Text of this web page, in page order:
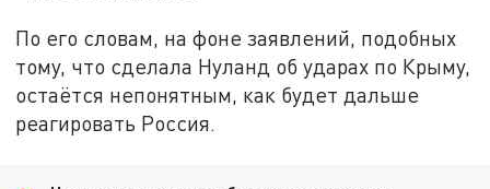
По его словам, на фоне заявлений, подобных
тому, что сделала Нуланд об ударах по Крыму,
остаётся непонятным, как будет дальше
реагировать Россия.